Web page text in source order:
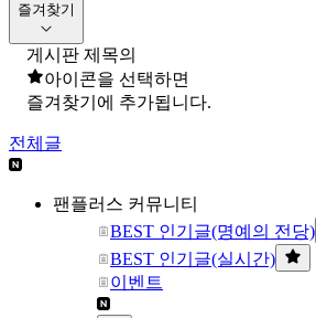
즐겨찾기
게시판 제목의
아이콘을 선택하면
즐겨찾기에 추가됩니다.
전체글
팬플러스 커뮤니티
BEST 인기글(명예의 전당)
BEST 인기글(실시간)
이벤트